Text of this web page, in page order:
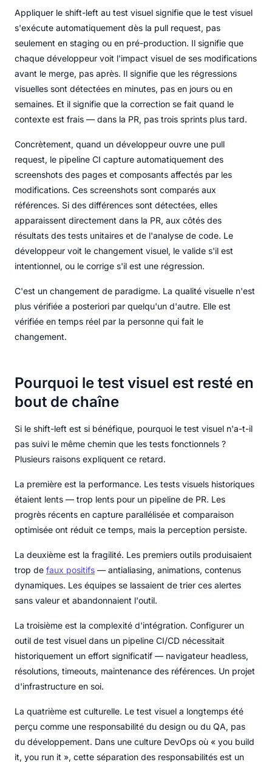
Appliquer le shift-left au test visuel signifie que le test visuel
s'exécute automatiquement dès la pull request, pas
seulement en staging ou en pré-production. Il signifie que
chaque développeur voit l'impact visuel de ses modifications
avant le merge, pas après. Il signifie que les régressions
visuelles sont détectées en minutes, pas en jours ou en
semaines. Et il signifie que la correction se fait quand le
contexte est frais — dans la PR, pas trois sprints plus tard.
Concrètement, quand un développeur ouvre une pull
request, le pipeline CI capture automatiquement des
screenshots des pages et composants affectés par les
modifications. Ces screenshots sont comparés aux
références. Si des différences sont détectées, elles
apparaissent directement dans la PR, aux côtés des
résultats des tests unitaires et de l'analyse de code. Le
développeur voit le changement visuel, le valide s'il est
intentionnel, ou le corrige s'il est une régression.
C'est un changement de paradigme. La qualité visuelle n'est
plus vérifiée a posteriori par quelqu'un d'autre. Elle est
vérifiée en temps réel par la personne qui fait le
changement.
Pourquoi le test visuel est resté en
bout de chaîne
Si le shift-left est si bénéfique, pourquoi le test visuel n'a-t-il
pas suivi le même chemin que les tests fonctionnels ?
Plusieurs raisons expliquent ce retard.
La première est la performance. Les tests visuels historiques
étaient lents — trop lents pour un pipeline de PR. Les
progrès récents en capture parallélisée et comparaison
optimisée ont réduit ce temps, mais la perception persiste.
La deuxième est la fragilité. Les premiers outils produisaient
trop de faux positifs — antialiasing, animations, contenus
dynamiques. Les équipes se lassaient de trier ces alertes
sans valeur et abandonnaient l'outil.
La troisième est la complexité d'intégration. Configurer un
outil de test visuel dans un pipeline CI/CD nécessitait
historiquement un effort significatif — navigateur headless,
résolutions, timeouts, maintenance des références. Un projet
d'infrastructure en soi.
La quatrième est culturelle. Le test visuel a longtemps été
perçu comme une responsabilité du design ou du QA, pas
du développement. Dans une culture DevOps où « you build
it, you run it », cette séparation des responsabilités est un